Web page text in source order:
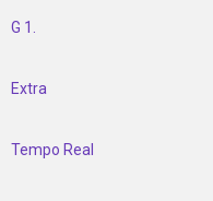
G 1.
Extra
Tempo Real